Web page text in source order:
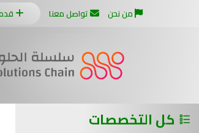
من نحن تواصل معنا
كل التخصصات